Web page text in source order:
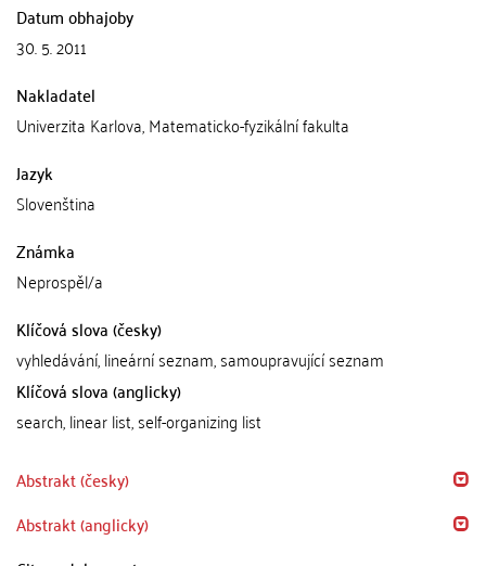
Datum obhajoby
30. 5. 2011
Nakladatel
Univerzita Karlova, Matematicko-fyzikální fakulta
Jazyk
Slovenština
Známka
Neprospěl/a
Klíčová slova (česky)
vyhledávání, lineární seznam, samoupravující seznam
Klíčová slova (anglicky)
search, linear list, self-organizing list
Abstrakt (česky)
Abstrakt (anglicky)